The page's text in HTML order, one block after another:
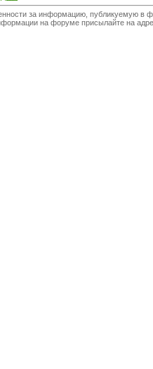
за информацию, публикуемую
на форуме присылайте на